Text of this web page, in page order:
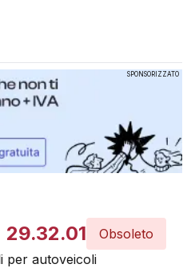
SPONSORIZZATO
29.32.01 Obsoleto
per autoveicoli